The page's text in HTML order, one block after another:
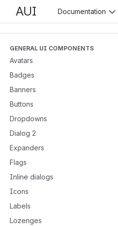
AUI Documentation
GENERAL UI COMPONENTS
Avatars
Badges
Banners
Buttons
Dropdowns
Dialog 2
Expanders
Flags
Inline dialogs
Icons
Labels
Lozenges